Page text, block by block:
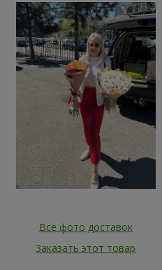
Все фото доставок
Заказать этот товар